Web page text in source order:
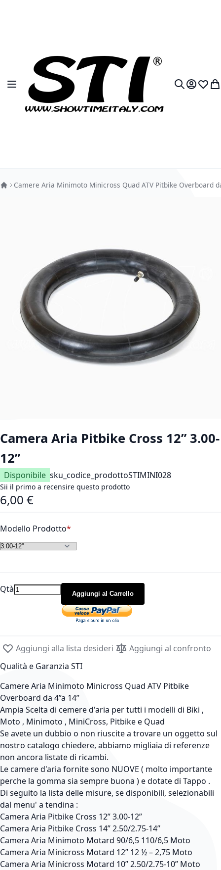
Toggle Nav MyLista
Camere Aria Minimoto Minicross Quad ATV Pitbike Overboard
Vai all'inizio della galleria di immagini
Camera Aria Pitbike Cross 12” 3.00-
12”
Disponibile sku_codice_prodottoSTIMINI028
Sii il primo a recensire questo prodotto
As low as
6,00 €
Modello Prodotto
Qtà Aggiungi al Carrello
Aggiungi alla lista desideri
Aggiungi al confronto
Qualità e Garanzia STI
Camere Aria Minimoto Minicross Quad ATV Pitbike
Overboard da 4”a 14”
Ampia Scelta di cemere d'aria per tutti i modelli di Biki ,
Moto , Minimoto , MiniCross, Pitbike e Quad
Se avete un dubbio o non riuscite a trovare un oggetto sul
nostro catalogo chiedere, abbiamo migliaia di referenze
non ancora listate di ricambi.
Le camere d'aria fornite sono NUOVE ( molto importante
perche la gomma sia sempre buona ) e dotate di Tappo .
Di seguito la lista delle misure, se disponibili, selezionabili
dal menu' a tendina :
Camera Aria Pitbike Cross 12” 3.00-12”
Camera Aria Pitbike Cross 14” 2.50/2.75-14”
Camera Aria Minimoto Motard 90/6,5 110/6,5 Moto
Camera Aria Minicross Motard 12” 12 ½ – 2,75 Moto
Camera Aria Minicross Motard 10” 2.50/2.75-10” Moto